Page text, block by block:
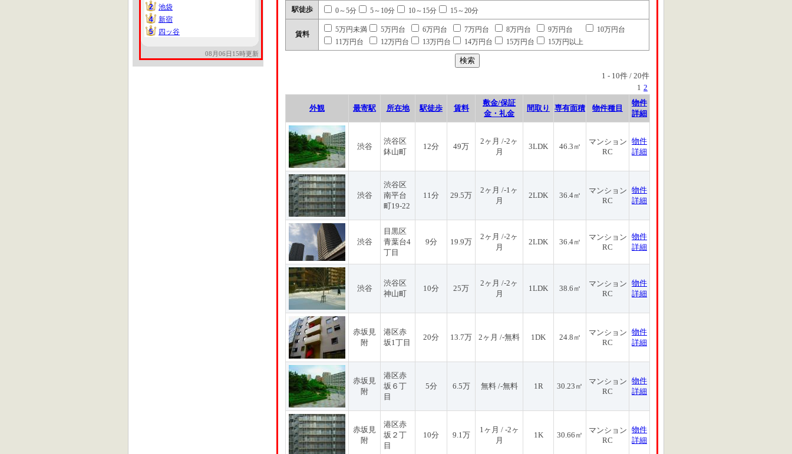
2
2
池袋
4
4
新宿
5
5 四ッ谷
08月06日15時更新
駅徒歩 0～5分 5～10分 10～15分 15～20分
賃料
5万円未満 5万円台 6万円台 7万円台 8万円台 9万円台
10万円台
11万円台
12万円台 13万円台 14万円台 15万円台 15万円以上
1 - 10件 / 20件
1 2
外観 最寄駅 所在地 駅徒歩 賃料
敷金/保証
金・礼金
間取り 専有面積 物件種目
物件
詳細
渋谷
渋谷区
鉢山町
12分 49万
2ヶ月 /-2ヶ
月
3LDK 46.3㎡
マンション
RC
物件
詳細
渋谷
渋谷区
南平台
町19-22
11分 29.5万
2ヶ月 /-1ヶ
月
2LDK 36.4㎡
マンション
RC
物件
詳細
渋谷
目黒区
青葉台4
丁目
9分 19.9万
2ヶ月 /-2ヶ
月
2LDK 36.4㎡
マンション
RC
物件
詳細
渋谷
渋谷区
神山町
10分 25万
2ヶ月 /-2ヶ
月
1LDK 38.6㎡
マンション
RC
物件
詳細
赤坂見
附
港区赤
坂1丁目
20分 13.7万 2ヶ月 /-無料 1DK 24.8㎡
マンション
RC
物件
詳細
赤坂見
附
港区赤
坂６丁
目
5分 6.5万 無料 /-無料 1R 30.23㎡
マンション
RC
物件
詳細
赤坂見
附
港区赤
坂２丁
目
10分 9.1万
1ヶ月 / -2ヶ
月
1K 30.66㎡
マンション
RC
物件
詳細